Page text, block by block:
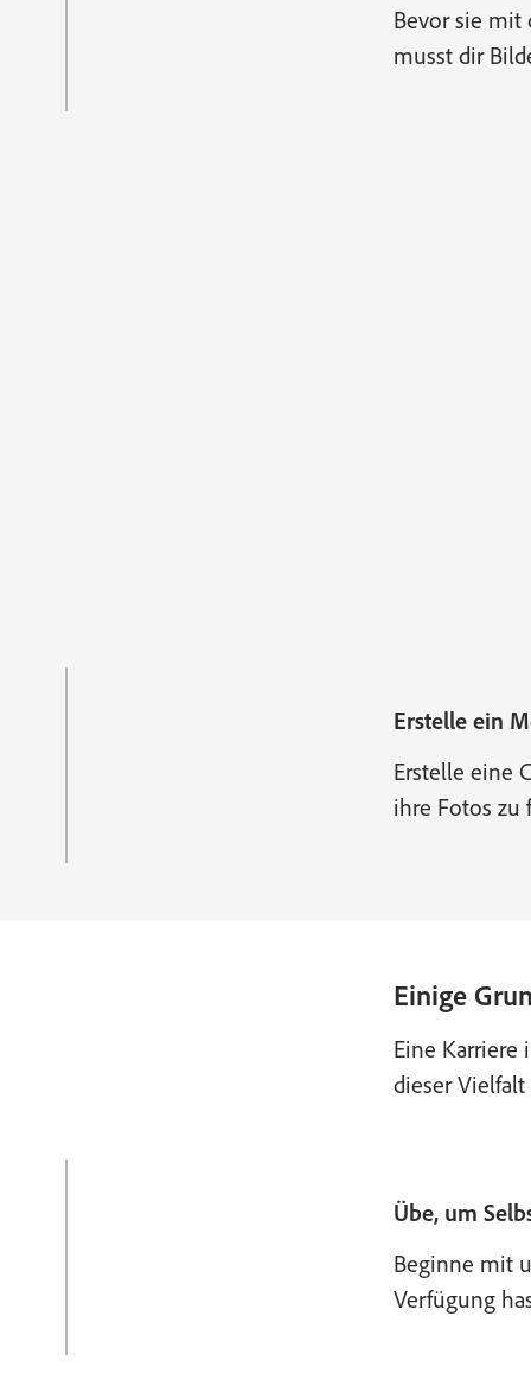
Bevor sie mit
musst dir
Erstelle ein
Erstelle eine
ihre Fotos zu
Einige
Eine
dieser
Übe, um
Beginne mit
Verfügung